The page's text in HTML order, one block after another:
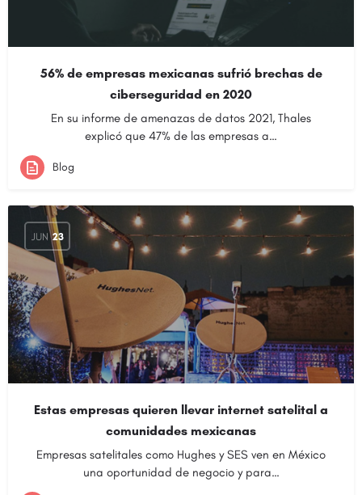
56% de empresas mexicanas sufrió brechas de
ciberseguridad en 2020
En su informe de amenazas de datos 2021, Thales
explicó que 47% de las empresas a…
Blog
JUN 23
Estas empresas quieren llevar internet satelital a
comunidades mexicanas
Empresas satelitales como Hughes y SES ven en México
una oportunidad de negocio y para…